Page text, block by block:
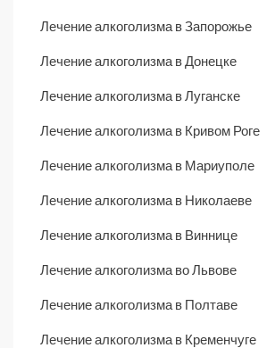
Лечение алкоголизма в Запорожье
Лечение алкоголизма в Донецке
Лечение алкоголизма в Луганске
Лечение алкоголизма в Кривом Роге
Лечение алкоголизма в Мариуполе
Лечение алкоголизма в Николаеве
Лечение алкоголизма в Виннице
Лечение алкоголизма во Львове
Лечение алкоголизма в Полтаве
Лечение алкоголизма в Кременчуге